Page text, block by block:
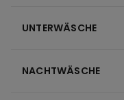
UNTERWÄSCHE
NACHTWÄSCHE